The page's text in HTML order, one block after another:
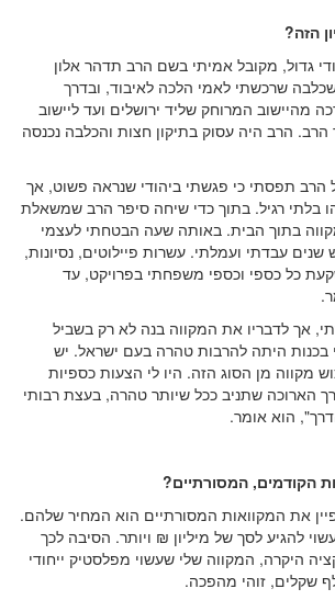
הזה?
יהודי גדול, מקובל אמיתי בשם הרב תדהר אלון
שרכשתי לאמי הלכה לאיבוד, ובדרך
מהיישוב המרוחק שליד ירושלים ועד ליישוב
הרב היה עסוק בתיקון חצות והכלבה נכנסה
הרב תפסתי כי פגשתי ביהודי שנראה פשוט, אך
בלתי רגיל. בתוך כדי שיחה סיפר הרב שמשאלת
בתוך הבית. באותה שעה הבטחתי לעצמי
עבדתי ועמלתי. עשרות פיילוטים, נסיונות,
כל כספי וכספי משפחתי בפרויקט, עד
אך לדבריו את המקווה בנה לא רק בשביל
היתה להרבות טהרה בעם ישראל. יש
מקווה מן הסוג הזה. היו לי הצעות כספיות
הארוכה שתניב ככל שיותר טהרה, בעצת רבותי
הוא אומר.
הקודמים, המסורתיים?
את המקוואות המסורתיים הוא המחיר שלהם.
להגיע לסך של מיליון ₪ ויותר. הסיבה לכך
היקרה, המקווה שלי שעשוי מפלסטיק ייחודי